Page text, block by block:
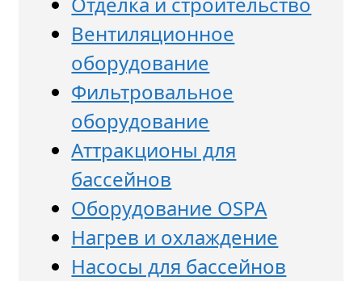
Вентиляционное
оборудование
Фильтровальное
оборудование
Аттракционы для
бассейнов
Оборудование OSPA
Нагрев и охлаждение
Насосы для бассейнов